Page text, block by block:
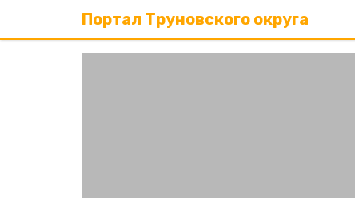
Портал Труновского округа